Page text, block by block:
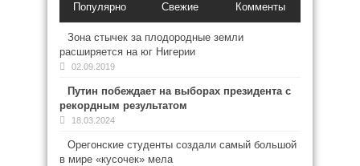
Популярно Свежие Комменты
Зона стычек за плодородные земли
расширяется на юг Нигерии
02.09.2019
Путин побеждает на выборах президента с
рекордным результатом
18.03.2024
Орегонские студенты создали самый большой
в мире «кусочек» мела